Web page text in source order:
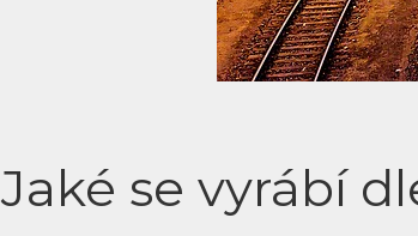
Jaké se vyrábí